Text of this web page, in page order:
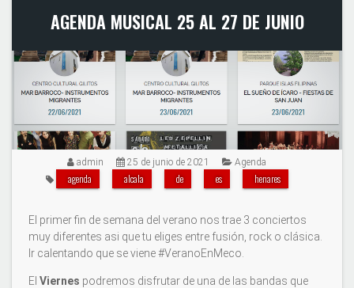
AGENDA MUSICAL 25 AL 27 DE JUNIO
admin 25 de junio de 2021 Agenda
agenda alcala de es henares
El primer fin de semana del verano nos trae 3 conciertos
muy diferentes asi que tu eliges entre fusión, rock o clásica.
Ir calentando que se viene #VeranoEnMeco.
El Viernes podremos disfrutar de una de las bandas que